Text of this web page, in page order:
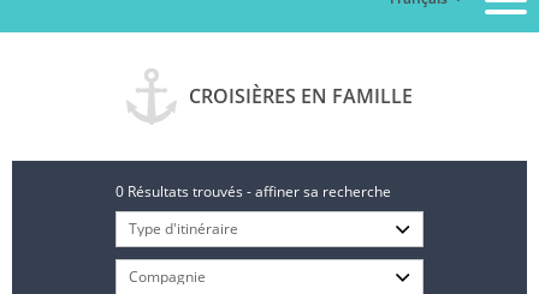
CROISIÈRES EN FAMILLE
0 Résultats trouvés - affiner sa recherche